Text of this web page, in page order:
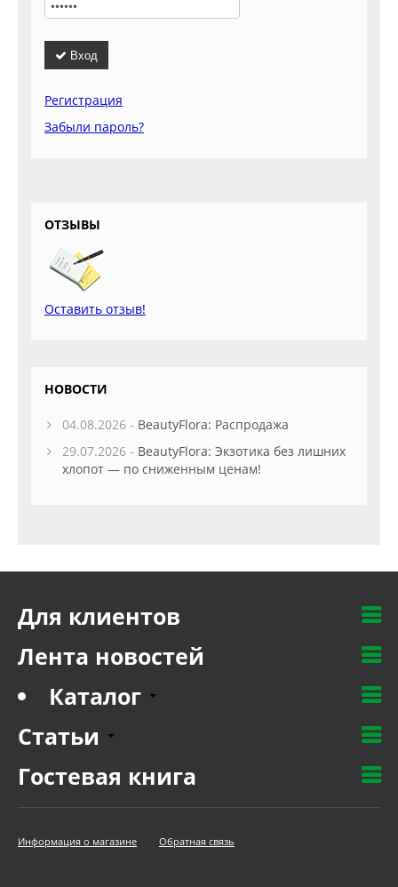
Вход
Регистрация
Забыли пароль?
ОТЗЫВЫ
Оставить отзыв!
НОВОСТИ
04.08.2026 - BeautyFlora: Распродажа
29.07.2026 - BeautyFlora: Экзотика без лишних
хлопот — по сниженным ценам!
Для клиентов
Лента новостей
Каталог
Статьи
Гостевая книга
Информация о магазине Обратная связь